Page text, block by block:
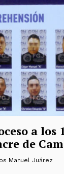
a los
de
Manuel Juárez